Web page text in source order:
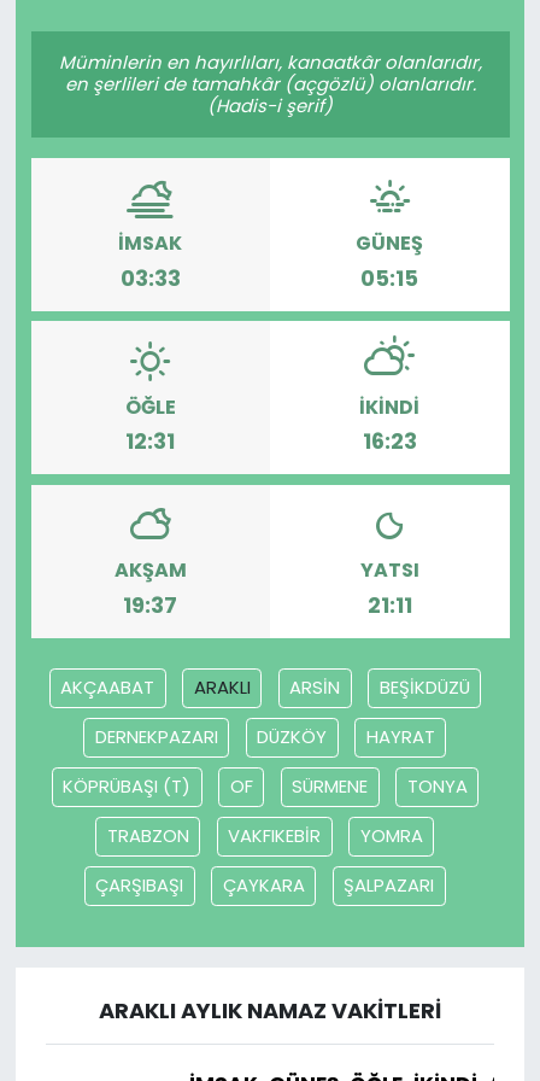
Müminlerin en hayırlıları, kanaatkâr olanlarıdır,
en şerlileri de tamahkâr (açgözlü) olanlarıdır.
(Hadis-i şerif)
İMSAK
03:33
GÜNEŞ
05:15
ÖĞLE
12:31
İKINDI
16:23
AKŞAM
19:37
YATSI
21:11
AKÇAABAT ARAKLI ARSİN
BEŞİKDÜZÜ
DERNEKPAZARI
DÜZKÖY
HAYRAT
KÖPRÜBAŞI (T)
OF SÜRMENE
TONYA
TRABZON
VAKFIKEBİR
YOMRA
ÇARŞIBAŞI
ÇAYKARA ŞALPAZARI
ARAKLI AYLIK NAMAZ VAKITLERI
Teknoloji
Resmi İlanlar
Yaşam
Künye
Gizlilik Sözleşmesi
İletişim